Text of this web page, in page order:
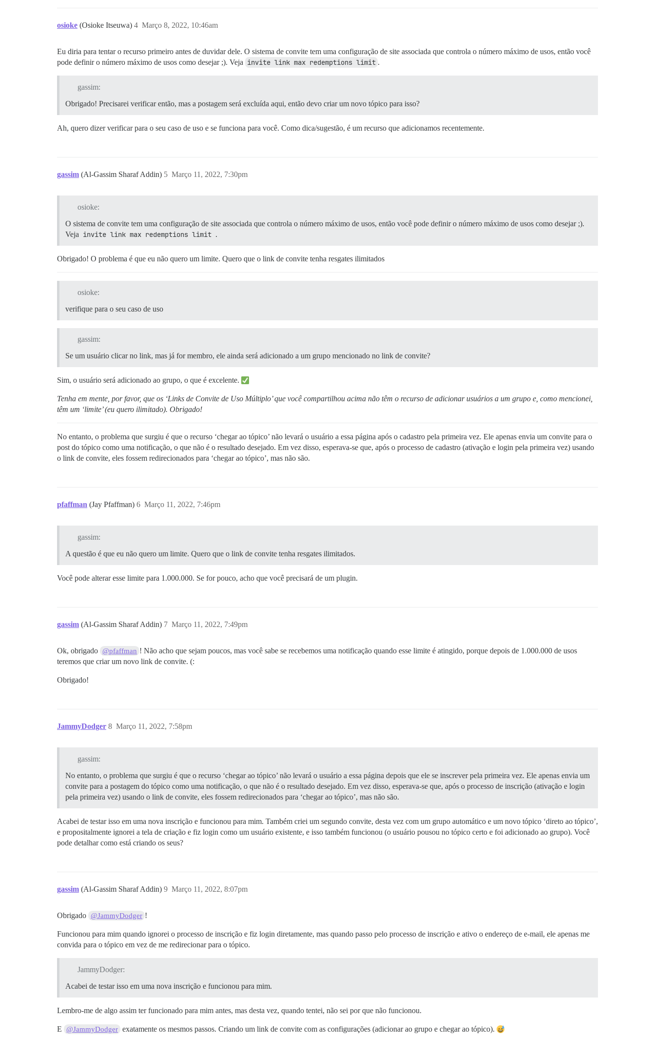
osioke (Osioke Itseuwa) Março 8, 2022, 10:46am
4
Eu diria para tentar o recurso primeiro antes de duvidar dele. O sistema de convite tem uma configuração de site associada que controla o número máximo de usos, então você
pode definir o número máximo de usos como desejar ;). Veja invite link max redemptions limit .
gassim:
Obrigado! Precisarei verificar então, mas a postagem será excluída aqui, então devo criar um novo tópico para isso?
Ah, quero dizer verificar para o seu caso de uso e se funciona para você. Como dica/sugestão, é um recurso que adicionamos recentemente.
gassim (Al-Gassim Sharaf Addin) Março 11, 2022, 7:30pm
5
osioke:
O sistema de convite tem uma configuração de site associada que controla o número máximo de usos, então você pode definir o número máximo de usos como desejar ;).
Veja invite link max redemptions limit .
Obrigado! O problema é que eu não quero um limite. Quero que o link de convite tenha resgates ilimitados
osioke:
verifique para o seu caso de uso
gassim:
Se um usuário clicar no link, mas já for membro, ele ainda será adicionado a um grupo mencionado no link de convite?
Sim, o usuário será adicionado ao grupo, o que é excelente.
Tenha em mente, por favor, que os ‘Links de Convite de Uso Múltiplo’ que você compartilhou acima não têm o recurso de adicionar usuários a um grupo e, como mencionei,
têm um ‘limite’ (eu quero ilimitado). Obrigado!
No entanto, o problema que surgiu é que o recurso ‘chegar ao tópico’ não levará o usuário a essa página após o cadastro pela primeira vez. Ele apenas envia um convite para o
post do tópico como uma notificação, o que não é o resultado desejado. Em vez disso, esperava-se que, após o processo de cadastro (ativação e login pela primeira vez) usando
o link de convite, eles fossem redirecionados para ‘chegar ao tópico’, mas não são.
pfaffman (Jay Pfaffman) Março 11, 2022, 7:46pm
6
gassim:
A questão é que eu não quero um limite. Quero que o link de convite tenha resgates ilimitados.
Você pode alterar esse limite para 1.000.000. Se for pouco, acho que você precisará de um plugin.
gassim (Al-Gassim Sharaf Addin) Março 11, 2022, 7:49pm
7
Ok, obrigado @pfaffman ! Não acho que sejam poucos, mas você sabe se recebemos uma notificação quando esse limite é atingido, porque depois de 1.000.000 de usos
teremos que criar um novo link de convite. (:
Obrigado!
JammyDodger Março 11, 2022, 7:58pm
8
gassim:
No entanto, o problema que surgiu é que o recurso ‘chegar ao tópico’ não levará o usuário a essa página depois que ele se inscrever pela primeira vez. Ele apenas envia um
convite para a postagem do tópico como uma notificação, o que não é o resultado desejado. Em vez disso, esperava-se que, após o processo de inscrição (ativação e login
pela primeira vez) usando o link de convite, eles fossem redirecionados para ‘chegar ao tópico’, mas não são.
Acabei de testar isso em uma nova inscrição e funcionou para mim. Também criei um segundo convite, desta vez com um grupo automático e um novo tópico ‘direto ao tópico’,
e propositalmente ignorei a tela de criação e fiz login como um usuário existente, e isso também funcionou (o usuário pousou no tópico certo e foi adicionado ao grupo). Você
pode detalhar como está criando os seus?
gassim (Al-Gassim Sharaf Addin) Março 11, 2022, 8:07pm
9
Obrigado @JammyDodger !
Funcionou para mim quando ignorei o processo de inscrição e fiz login diretamente, mas quando passo pelo processo de inscrição e ativo o endereço de e-mail, ele apenas me
convida para o tópico em vez de me redirecionar para o tópico.
JammyDodger:
Acabei de testar isso em uma nova inscrição e funcionou para mim.
Lembro-me de algo assim ter funcionado para mim antes, mas desta vez, quando tentei, não sei por que não funcionou.
E @JammyDodger exatamente os mesmos passos. Criando um link de convite com as configurações (adicionar ao grupo e chegar ao tópico).